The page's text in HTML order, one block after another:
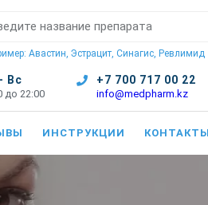
Авастин, Эстрацит, Синагис, Ревлимид
Вс
до 22:00
+7 700 717 00 22
info@medpharm.kz
ИНСТРУКЦИИ КОНТАКТЫ